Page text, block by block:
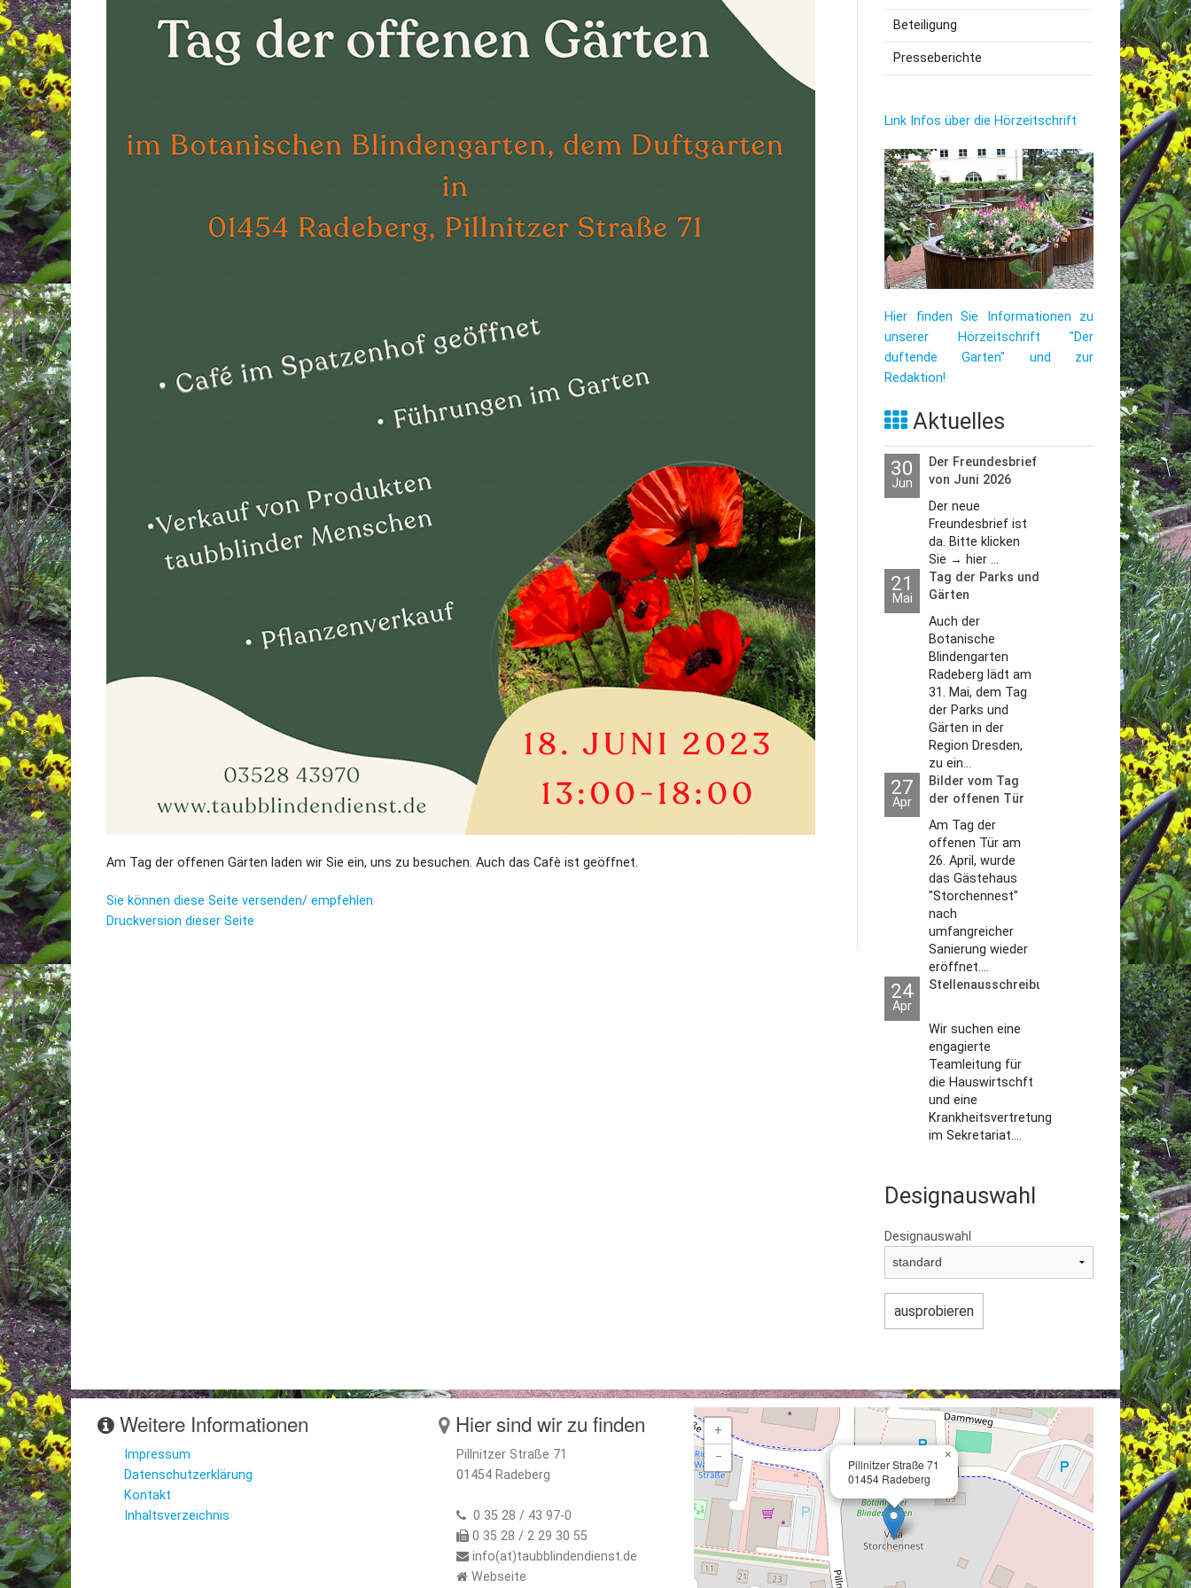
Dufthaus
Kontakt
Datenschutzerklärung
Am Tag der offenen Gärten laden wir Sie ein, uns zu besuchen. Auch das Cafè ist geöffnet.
Sie können diese Seite versenden/ empfehlen
Druckversion dieser Seite
Beteiligung
Presseberichte
Link Infos über die Hörzeitschrift
Hier finden Sie Informationen zu
unserer Hörzeitschrift "Der
duftende Garten" und zur
Redaktion!
Aktuelles
30
Jun
Der Freundesbrief
von Juni 2026
Der neue
Freundesbrief ist
da. Bitte klicken
Sie → hier ...
21
Mai
Tag der Parks und
Gärten
Auch der
Botanische
Blindengarten
Radeberg lädt am
31. Mai, dem Tag
der Parks und
Gärten in der
Region Dresden,
zu ein...
27
Apr
Bilder vom Tag
der offenen Tür
2026
Am Tag der
offenen Tür am
26. April, wurde
das Gästehaus
"Storchennest"
nach
umfangreicher
Sanierung wieder
eröffnet....
24
Apr
Stellenausschreibungen
Wir suchen eine
engagierte
Teamleitung für
die Hauswirtschft
und eine
Krankheitsvertretung
im Sekretariat....
Designauswahl
Designauswahl
Weitere Informationen
Impressum
Datenschutzerklärung
Kontakt
Inhaltsverzeichnis
Hier sind wir zu finden
Pillnitzer Straße 71
01454 Radeberg
0 35 28 / 43 97-0
0 35 28 / 2 29 30 55
info(at)taubblindendienst.de
Webseite
Pillnitzer Straße 71
01454 Radeberg
×
+
−